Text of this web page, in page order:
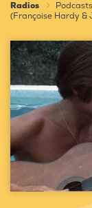
Radios Podcasts
(Françoise Hardy &